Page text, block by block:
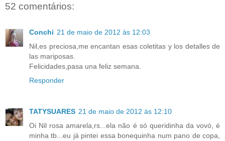
52 comentários:
Conchi 21 de maio de 2012 às 12:03
Nil,es preciosa,me encantan esas coletitas y los detalles de
las mariposas.
Felicidades,pasa una feliz semana.
Responder
TATYSUARES 21 de maio de 2012 às 12:10
Oi Nil rosa amarela,rs...ela não é só queridinha da vovó, é
minha tb...eu já pintei essa bonequinha num pano de copa,